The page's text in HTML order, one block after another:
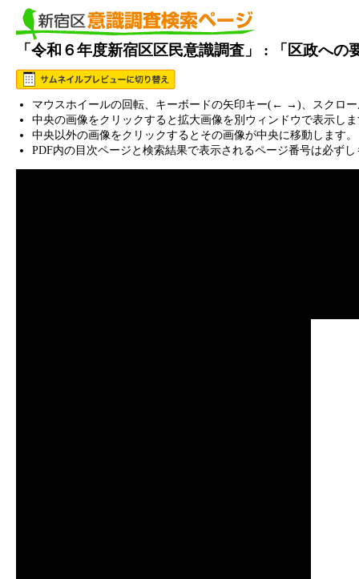
「令和６年度新宿区区民意識調査」 : 「区政へ
マウスホイールの回転、キーボードの矢印キー(← →)、スクロ
中央の画像をクリックすると拡大画像を別ウィンドウで表示し
中央以外の画像をクリックするとその画像が中央に移動します。
PDF内の目次ページと検索結果で表示されるページ番号は必ず